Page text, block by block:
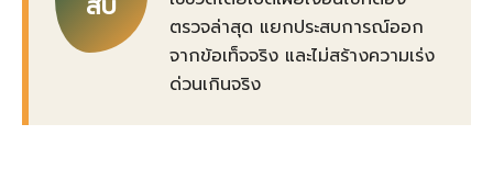
ตรวจล่าสุด แยกประสบการณ์ออก
จากข้อเท็จจริง และไม่สร้างความเร่ง
ด่วนเกินจริง